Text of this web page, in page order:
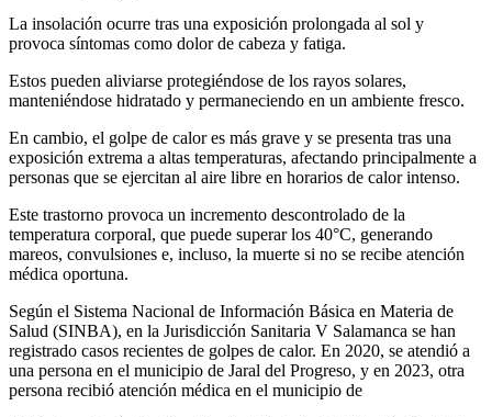
La insolación ocurre tras una exposición prolongada al sol y
provoca síntomas como dolor de cabeza y fatiga.
Estos pueden aliviarse protegiéndose de los rayos solares,
manteniéndose hidratado y permaneciendo en un ambiente fresco.
En cambio, el golpe de calor es más grave y se presenta tras una
exposición extrema a altas temperaturas, afectando principalmente a
personas que se ejercitan al aire libre en horarios de calor intenso.
Este trastorno provoca un incremento descontrolado de la
temperatura corporal, que puede superar los 40°C, generando
mareos, convulsiones e, incluso, la muerte si no se recibe atención
médica oportuna.
Según el Sistema Nacional de Información Básica en Materia de
Salud (SINBA), en la Jurisdicción Sanitaria V Salamanca se han
registrado casos recientes de golpes de calor. En 2020, se atendió a
una persona en el municipio de Jaral del Progreso, y en 2023, otra
persona recibió atención médica en el municipio de